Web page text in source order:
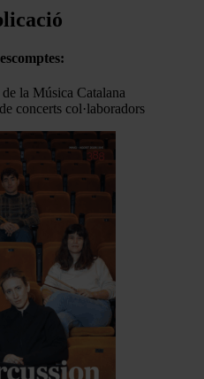
la Música Catalana
concerts col·laboradors